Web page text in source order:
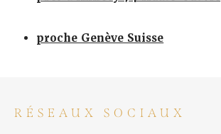
proche Genève Suisse
RÉSEAUX SOCIAUX